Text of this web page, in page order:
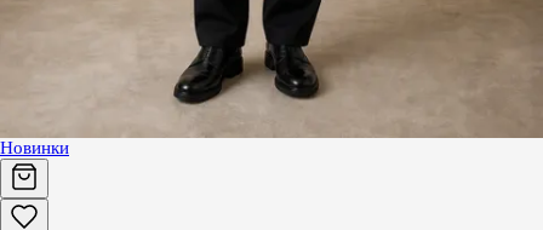
Новинки